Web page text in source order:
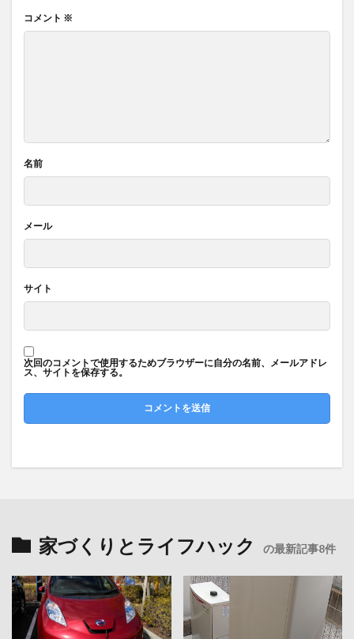
コメント ※
名前
メール
サイト
次回のコメントで使用するためブラウザーに自分の名前、メールアドレ
ス、サイトを保存する。
家づくりとライフハック の最新記事8件